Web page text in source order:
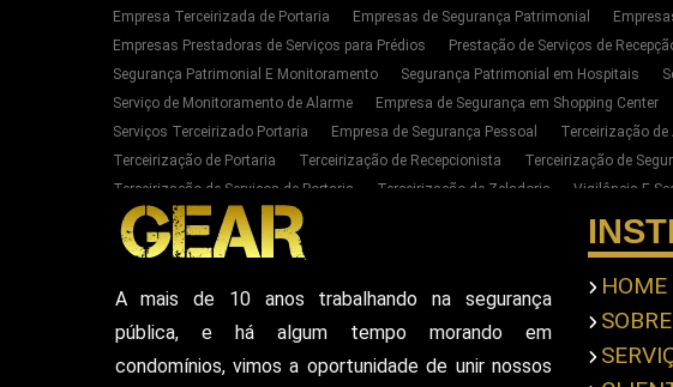
Empresa Terceirizada de Portaria
Empresas de Segurança Patrimonial
Empresas Prestadoras de Serviços para Prédios
Prestação de Serviços de
Segurança Patrimonial E Monitoramento
Segurança Patrimonial em Hospitais
Serviço de Monitoramento de Alarme
Empresa de Segurança em Shopping Center
Serviços Terceirizado Portaria
Empresa de Segurança Pessoal Terceirização
Terceirização de Portaria
Terceirização de Recepcionista Terceirização de
Terceirização de Serviços de Portaria
Terceirização de Zeladoria Vigilância E
Empresas de Portaria E Limpeza Sp Zona Oeste
Empresas de Segurança Privada
Serviços Terceirizado Portaria em SP
Segurança Patrimonial para Empresas na
Contratar Seguranca
Empresa De Seguranca Particular
Empresa De Seguranca Patrimonial Empresa
Seguranca Particular Armada
Seguranca Pessoal Privada Escolta Armada
Vigilante De Seguranca Pessoal Privada
Empresa De Seguranca Privada Em Sao
A mais de 10 anos trabalhando na segurança
pública, e há algum tempo morando em
condomínios, vimos a oportunidade de unir nossos
HOME